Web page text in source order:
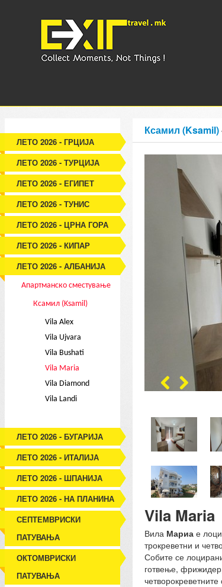
ЛЕТО 2026 - ГРЦИЈА
ЛЕТО 2026 - ТУРЦИЈА
ЛЕТО 2026 - ЕГИПЕТ
ЛЕТО 2026 - ТУНИС
ЛЕТО 2026 - ЦРНА ГОРА
ЛЕТО 2026 - КИПАР
ЛЕТО 2026 - АЛБАНИЈА
Апартманско сместување
Ксамил (Ksamil)
Vila Alex
Vila Ujvara
Vila Bushati
Vila Maria
Vila Diamond
Vila Landi
ЛЕТО 2026 - БУГАРИЈА
ЛЕТО 2026 - ИТАЛИЈА
ЛЕТО 2026 - ШПАНИЈА
ЛЕТО 2026 - НА ПЛАНИНА
СЕПТЕМВРИСКИ
ПАТУВАЊА
ОКТОМВРИСКИ
ПАТУВАЊА
Ксамил (Ksamil)
Vila Maria
Вила Мариае
трокреветни и
Собите се
готвење,